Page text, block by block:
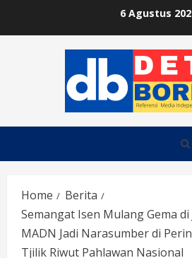
6 Agustus
Home
Berita
Semangat Isen Mulang Gema
MADN Jadi Narasumber di
Tjilik Riwut Pahlawan Nasional